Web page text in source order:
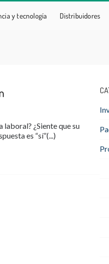
y tecnología Distribuidores
laboral? ¿Siente que su
es “sí”(...)